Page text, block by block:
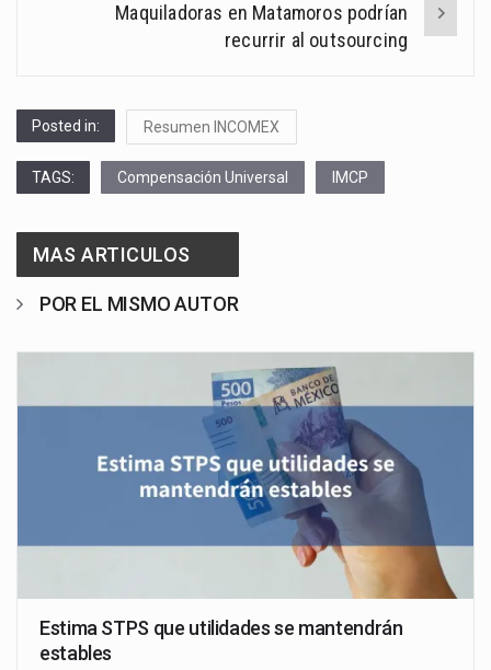
Maquiladoras en Matamoros podrían
recurrir al outsourcing
Posted in: Resumen INCOMEX
TAGS: Compensación Universal IMCP
MAS ARTICULOS
POR EL MISMO AUTOR
Estima STPS que utilidades se mantendrán
estables